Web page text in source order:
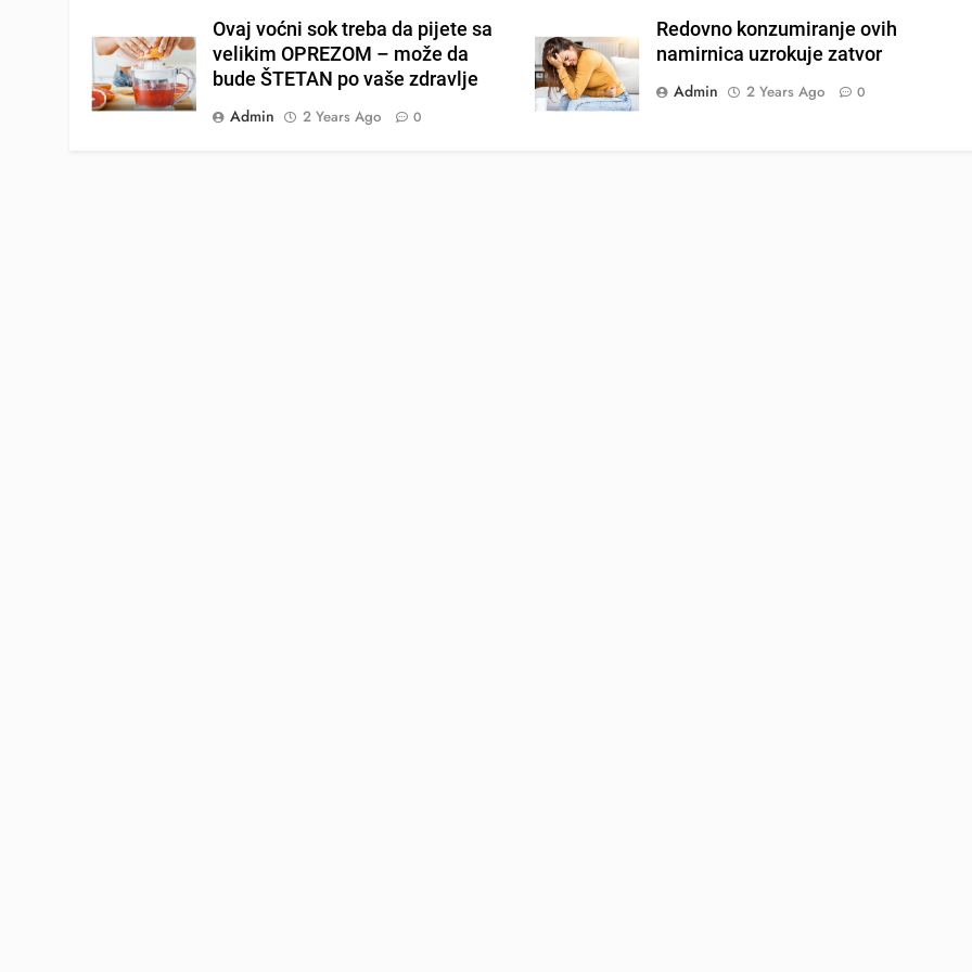
Ovaj voćni sok treba da pijete sa
velikim OPREZOM – može da
bude ŠTETAN po vaše zdravlje
Admin
2 Years Ago 0
Redovno konzumiranje ovih
namirnica uzrokuje zatvor
Admin
2 Years Ago 0